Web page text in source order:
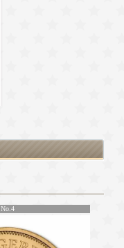
No.4